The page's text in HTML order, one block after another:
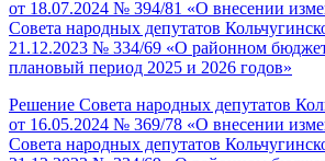
от 18.07.2024 № 394/81 «О внесении
Совета народных депутатов
21.12.2023 № 334/69 «О районном
плановый период 2025 и 2026 годов»
Решение Совета народных депутатов
от 16.05.2024 № 369/78 «О внесении
Совета народных депутатов